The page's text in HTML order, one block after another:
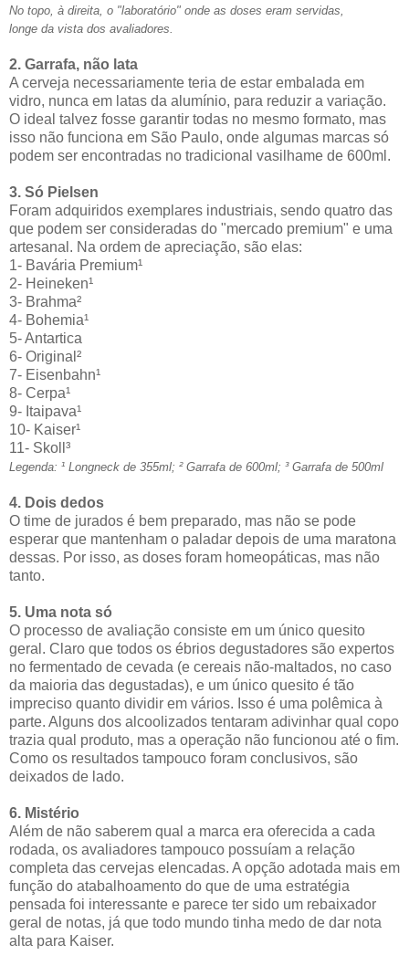
No topo, à direita, o "laboratório" onde as doses eram servidas,
longe da vista dos avaliadores.
2. Garrafa, não lata
A cerveja necessariamente teria de estar embalada em
vidro, nunca em latas da alumínio, para reduzir a variação.
O ideal talvez fosse garantir todas no mesmo formato, mas
isso não funciona em São Paulo, onde algumas marcas só
podem ser encontradas no tradicional vasilhame de 600ml.
3. Só Pielsen
Foram adquiridos exemplares industriais, sendo quatro das
que podem ser consideradas do "mercado premium" e uma
artesanal. Na ordem de apreciação, são elas:
1- Bavária Premium¹
2- Heineken¹
3- Brahma²
4- Bohemia¹
5- Antartica
6- Original²
7- Eisenbahn¹
8- Cerpa¹
9- Itaipava¹
10- Kaiser¹
11- Skoll³
Legenda: ¹ Longneck de 355ml; ² Garrafa de 600ml; ³ Garrafa de 500ml
4. Dois dedos
O time de jurados é bem preparado, mas não se pode
esperar que mantenham o paladar depois de uma maratona
dessas. Por isso, as doses foram homeopáticas, mas não
tanto.
5. Uma nota só
O processo de avaliação consiste em um único quesito
geral. Claro que todos os ébrios degustadores são expertos
no fermentado de cevada (e cereais não-maltados, no caso
da maioria das degustadas), e um único quesito é tão
impreciso quanto dividir em vários. Isso é uma polêmica à
parte. Alguns dos alcoolizados tentaram adivinhar qual copo
trazia qual produto, mas a operação não funcionou até o fim.
Como os resultados tampouco foram conclusivos, são
deixados de lado.
6. Mistério
Além de não saberem qual a marca era oferecida a cada
rodada, os avaliadores tampouco possuíam a relação
completa das cervejas elencadas. A opção adotada mais em
função do atabalhoamento do que de uma estratégia
pensada foi interessante e parece ter sido um rebaixador
geral de notas, já que todo mundo tinha medo de dar nota
alta para Kaiser.